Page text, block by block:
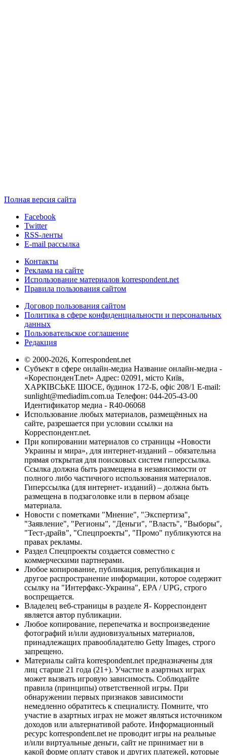
Полная версия сайта
Facebook
Twitter
RSS-ленты
E-mail рассылка
Контакты
Реклама на сайте
Использование материалов korrespondent.net
Правила пользования сайтом
Договор пользования сайтом
Политика в сфере конфиденциальности и персональных
данных
Пользовательское соглашение
Редакция
© 2000-2026, Korrespondent.net
Субъект в сфере онлайн-медиа Название онлайн-медиа -
«КореспонденТ.net» Адрес: 02091, місто Київ,
ХАРКІВСЬКЕ ШОСЕ, будинок 172-Б, офіс 208/1 E-mail:
sunlight@mediadim.com.ua Телефон: 044-205-43-00
Идентификатор медиа - R40-06068
Использование любых материалов, размещённых на
сайте, разрешается при условии ссылки на
Корреспондент.net.
При копировании материалов со страницы «Новости
Украины и мира», для интернет-изданий – обязательна
прямая открытая для поисковых систем гиперссылка.
Ссылка должна быть размещена в независимости от
полного либо частичного использования материалов.
Гиперссылка (для интернет- изданий) – должна быть
размещена в подзаголовке или в первом абзаце
материала.
Новости с пометками "Мнение", "Экспертиза",
"Заявление", "Регионы", "Деньги", "Власть", "Выборы",
"Тест-драйв", "Спецпроекты", "Промо" публикуются на
правах рекламы.
Раздел Спецпроекты создается совместно с
коммерческими партнерами.
Любое копирование, публикация, републикация и
другое распространение информации, которое содержит
ссылку на "Интерфакс-Украина", EPA / UPG, строго
воспрещается.
Владелец веб-страницы в разделе Я- Корреспондент
является автор публикации.
Любое копирование, перепечатка и воспроизведение
фотографий и/или аудиовизуальных материалов,
принадлежащих правообладателю Getty Images, строго
запрещено.
Материалы сайта korrespondent.net предназначены для
лиц старше 21 года (21+). Участие в азартных играх
может вызвать игровую зависимость. Соблюдайте
правила (принципы) ответственной игры. При
обнаружении первых признаков зависимости
немедленно обратитесь к специалисту. Помните, что
участие в азартных играх не может являться источником
доходов или альтернативой работе. Информационный
ресурс korrespondent.net не проводит игры на реальные
и/или виртуальные деньги, сайт не принимает ни в
какой форме оплату ставок и других платежей, которые